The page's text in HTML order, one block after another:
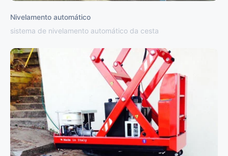
Nivelamento automático
sistema de nivelamento automático da cesta